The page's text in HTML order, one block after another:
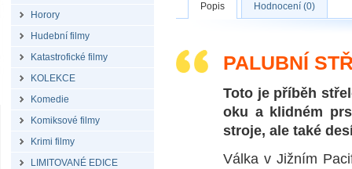
Horory
Hudební filmy
Katastrofické filmy
KOLEKCE
Komedie
Komiksové filmy
Krimi filmy
LIMITOVANÉ EDICE
Popis Hodnocení (0)
PALUBNÍ
Toto je příběh
oku a klidném
stroje, ale také
Válka v Jižním